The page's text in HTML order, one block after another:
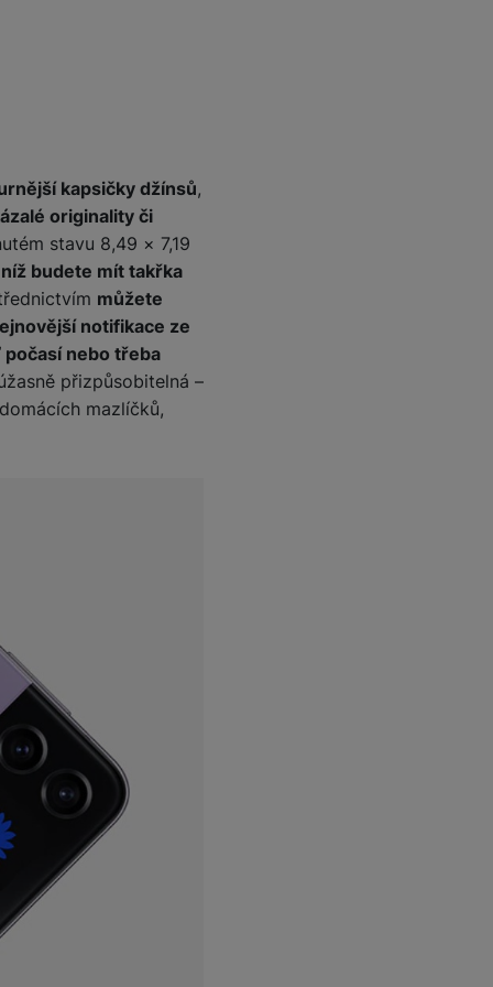
kapsičky džínsů,
originality či
stavu 8,49 × 7,19
budete mít takřka
můžete
notifikace ze
nebo třeba
přizpůsobitelná –
mazlíčků,